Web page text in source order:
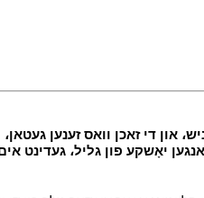
און די זאכן וואס זענען